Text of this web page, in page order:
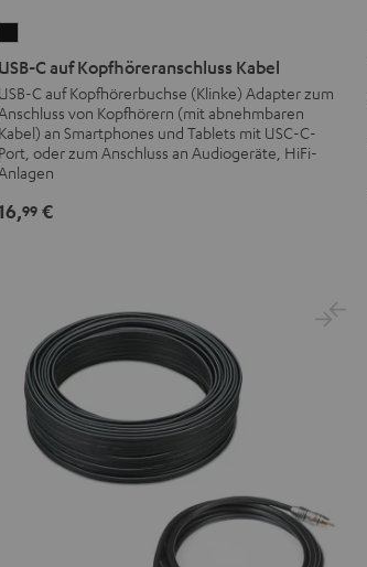
C
auf
Kopfhöreranschluss
Kabel
Schwarz
USB-C auf Kopfhöreranschluss Kabel
USB-C auf Kopfhörerbuchse (Klinke) Adapter zum
von Kopfhörern (mit abnehmbaren
Kabel) an Smartphones und Tablets mit USC-C-
Port, oder zum Anschluss an Audiogeräte, HiFi-
99 €